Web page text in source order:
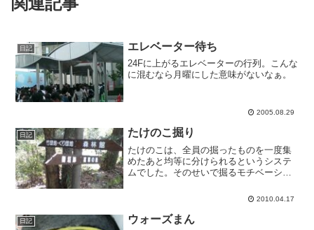
日記 エレベーター待ち
24Fに上がるエレベーターの行列。こんな
に混むなら月曜にした意味がないなぁ。
2005.08.29
日記 たけのこ掘り
たけのこは、全員の掘ったものを一度集
めたあと均等に分けられるというシステ
ムでした。そのせいで掘るモチベーショ
局七本貰ってきました。急いで帰って灰
刺身にして食べた時には美...
2010.04.17
日記 ウォーズまん